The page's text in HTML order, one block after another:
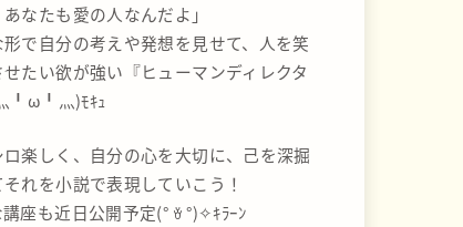
なたも愛の人なんだよ」
形で自分の考えや発想を見せて、人を笑
たい欲が強い『ヒューマンディレクタ
╹ω╹灬)ﾓｷｭ
ロ楽しく、自分の心を大切に、己を深掘
それを小説で表現していこう！
座も近日公開予定(° ꈊ °)✧ｷﾗｰﾝ